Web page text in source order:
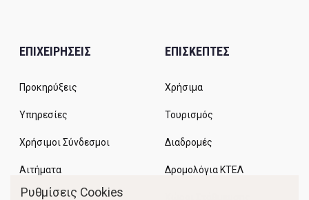
ΕΠΙΧΕΙΡΗΣΕΙΣ
Προκηρύξεις
Υπηρεσίες
Χρήσιμοι Σύνδεσμοι
Αιτήματα
ΕΠΙΣΚΕΠΤΕΣ
Χρήσιμα
Τουρισμός
Διαδρομές
Δρομολόγια ΚΤΕΛ
Ρυθμίσεις Cookies